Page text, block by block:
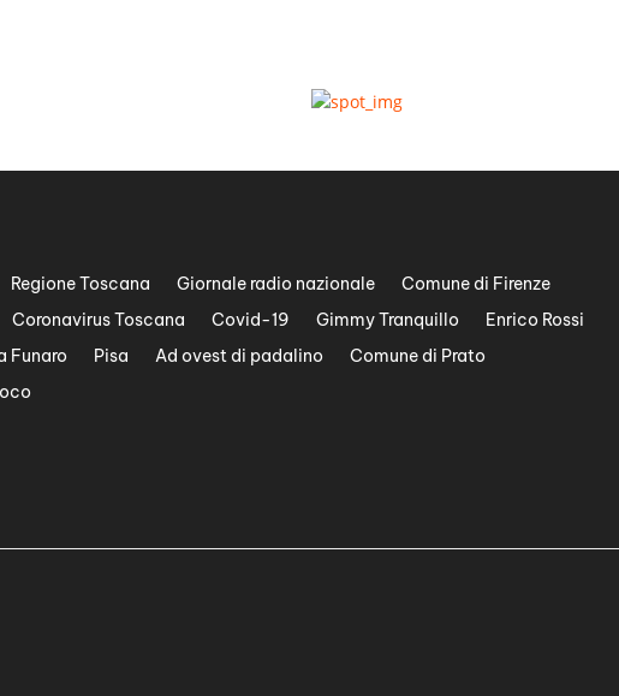
Regione Toscana Giornale radio nazionale
Comune di Firenze
Coronavirus Toscana Covid-19 Gimmy Tranquillo
Enrico Rossi
Funaro Pisa Ad ovest di padalino
Comune di Prato